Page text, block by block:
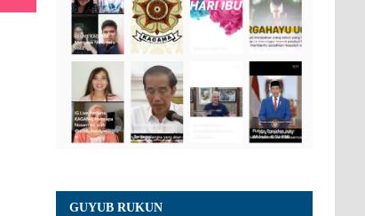
GUYUB RUKUN